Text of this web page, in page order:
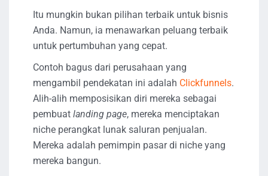
Itu mungkin bukan pilihan terbaik untuk bisnis
Anda. Namun, ia menawarkan peluang terbaik
untuk pertumbuhan yang cepat.
Contoh bagus dari perusahaan yang
mengambil pendekatan ini adalah Clickfunnels.
Alih-alih memposisikan diri mereka sebagai
pembuat landing page, mereka menciptakan
niche perangkat lunak saluran penjualan.
Mereka adalah pemimpin pasar di niche yang
mereka bangun.